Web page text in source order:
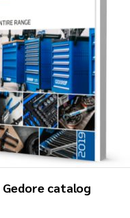
Gedore catalog